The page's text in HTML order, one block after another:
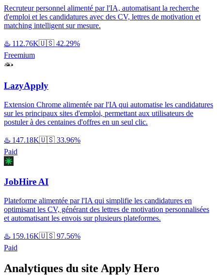
Recruteur personnel alimenté par l'IA, automatisant la recherche
d'emploi et les candidatures avec des CV, lettres de motivation et
matching intelligent sur mesure.
♨️ 112.76K🇺🇸 42.29%
Freemium
LazyApply
Extension Chrome alimentée par l'IA qui automatise les candidatures
sur les principaux sites d'emploi, permettant aux utilisateurs de
postuler à des centaines d'offres en un seul clic.
♨️ 147.18K🇺🇸 33.96%
Paid
JobHire AI
Plateforme alimentée par l'IA qui simplifie les candidatures en
optimisant les CV, générant des lettres de motivation personnalisées
et automatisant les envois sur plusieurs plateformes.
♨️ 159.16K🇺🇸 97.56%
Paid
Analytiques du site Apply Hero